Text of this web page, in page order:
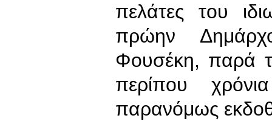
πελάτες του
πρώην
Φουσέκη, παρά
περίπου
παρανόμως